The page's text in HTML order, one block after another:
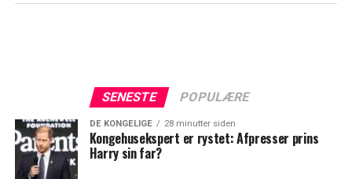
SENESTE POPULÆRE
DE KONGELIGE 28 minutter siden
Kongehusekspert er rystet: Afpresser prins
Harry sin far?